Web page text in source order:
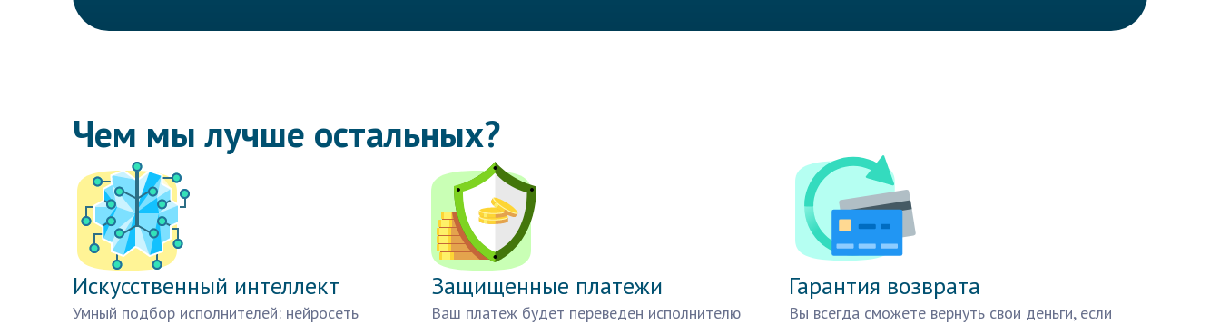
Чем мы лучше остальных?
Искусственный интеллект
Умный подбор исполнителей: нейросеть
Защищенные платежи
Ваш платеж будет переведен исполнителю
Гарантия возврата
Вы всегда сможете вернуть свои деньги, если